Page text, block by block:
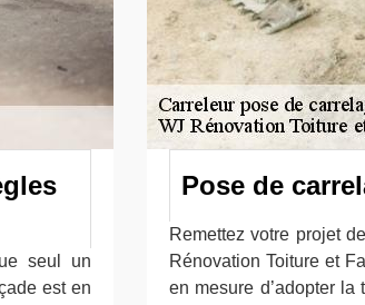
seul un
est en
Pose de
Remettez votre projet
Rénovation Toiture et
en mesure d’adopter